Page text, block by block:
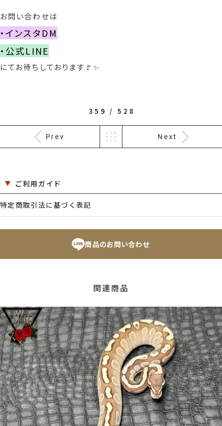
お問い合わせは
・インスタDM
・公式LINE
にてお待ちしております🚩✨
359 / 528
Prev Next
ご利用ガイド
特定商取引法に基づく表記
商品のお問い合わせ
関連商品